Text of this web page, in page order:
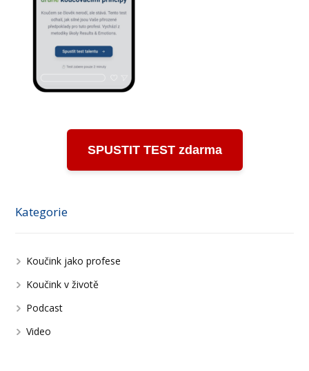
SPUSTIT TEST zdarma
Kategorie
Koučink jako profese
Koučink v životě
Podcast
Video